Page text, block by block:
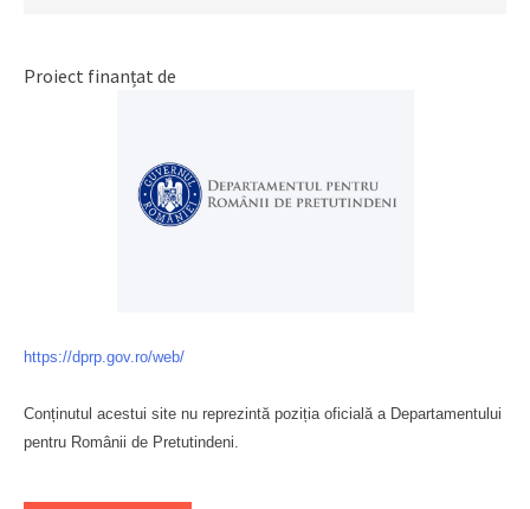
Proiect finanțat de
https://dprp.gov.ro/web/
Conținutul acestui site nu reprezintă poziția oficială a Departamentului
pentru Românii de Pretutindeni.